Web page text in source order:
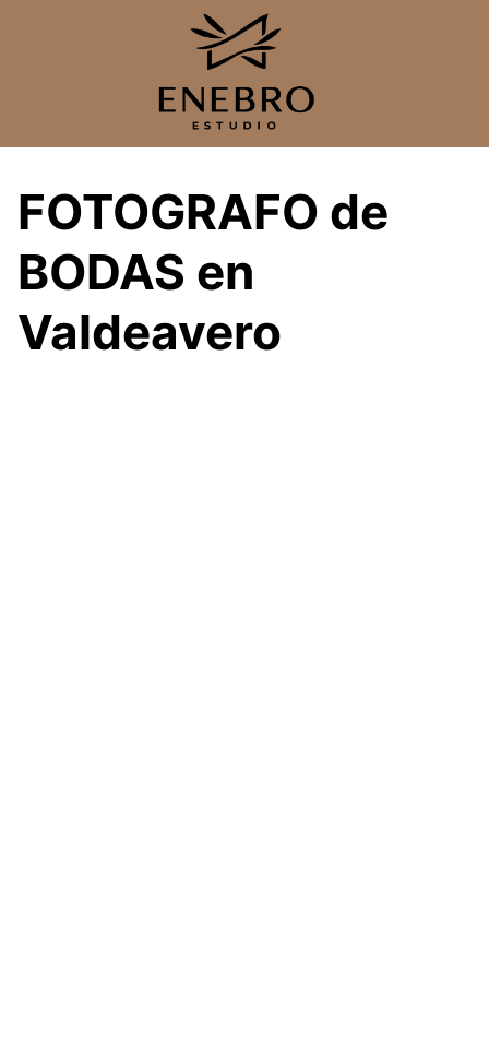
FOTOGRAFO de
BODAS en
Valdeavero